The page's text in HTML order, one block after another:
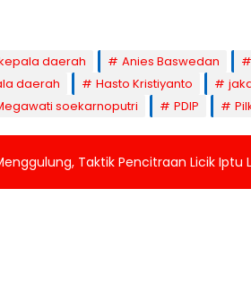
daerah Anies Baswedan
daerah
Hasto Kristiyanto
soekarnoputri PDIP
Taktik Pencitraan Licik